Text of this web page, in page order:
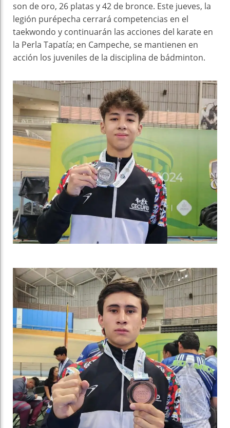
son de oro, 26 platas y 42 de bronce. Este jueves, la
legión purépecha cerrará competencias en el
taekwondo y continuarán las acciones del karate en
la Perla Tapatía; en Campeche, se mantienen en
acción los juveniles de la disciplina de bádminton.